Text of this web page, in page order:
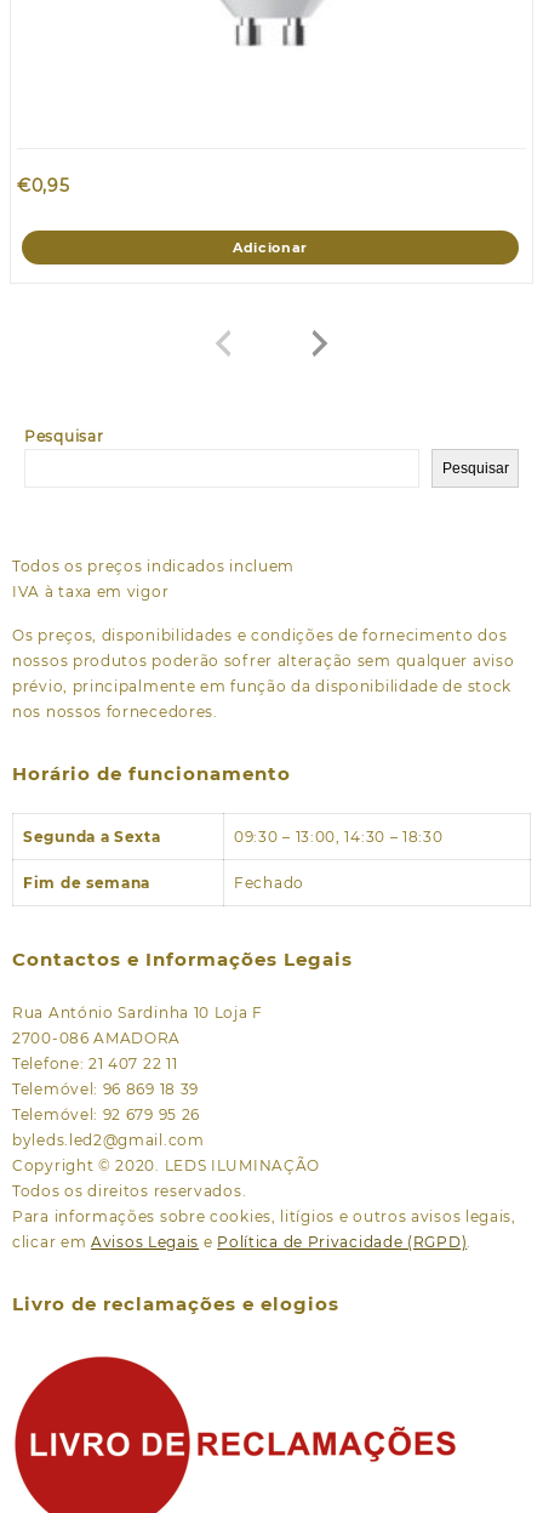
Pesquisar
Pesquisar
€0,95
Adicionar
Todos os preços indicados incluem
IVA à taxa em vigor
Os preços, disponibilidades e condições de fornecimento dos
nossos produtos poderão sofrer alteração sem qualquer aviso
prévio, principalmente em função da disponibilidade de stock
nos nossos fornecedores.
Horário de funcionamento
Segunda a Sexta 09:30 – 13:00, 14:30 – 18:30
Fim de semana Fechado
Contactos e Informações Legais
Rua António Sardinha 10 Loja F
2700-086 AMADORA
Telefone: 21 407 22 11
Telemóvel: 96 869 18 39
Telemóvel: 92 679 95 26
byleds.led2@gmail.com
Copyright © 2020. LEDS ILUMINAÇÃO
Todos os direitos reservados.
Para informações sobre cookies, litígios e outros avisos legais,
clicar em Avisos Legais e Política de Privacidade (RGPD)
Livro de reclamações e elogios